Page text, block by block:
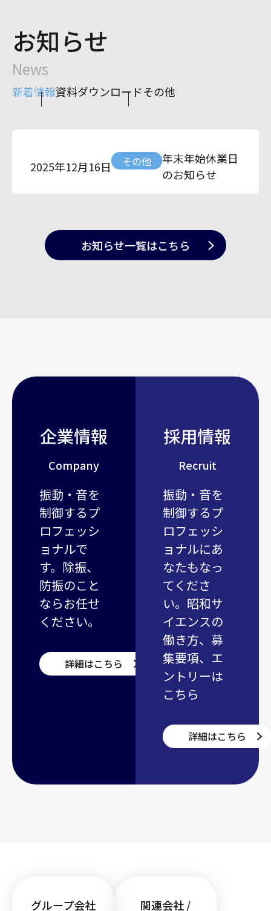
お知らせ
News
新着情報資料ダウンロードその他
2025年12月16日 その他
年末年始休業日
のお知らせ
お知らせ一覧はこちら
企業情報
Company
振動・音を
制御するプ
ロフェッシ
ョナルで
す。除振、
防振のこと
ならお任せ
ください。
詳細はこちら
採用情報
Recruit
振動・音を
制御するプ
ロフェッシ
ョナルにあ
なたもなっ
てくださ
い。昭和サ
イエンスの
働き方、募
集要項、エ
ントリーは
こちら
詳細はこちら
グループ会社 関連会社 /